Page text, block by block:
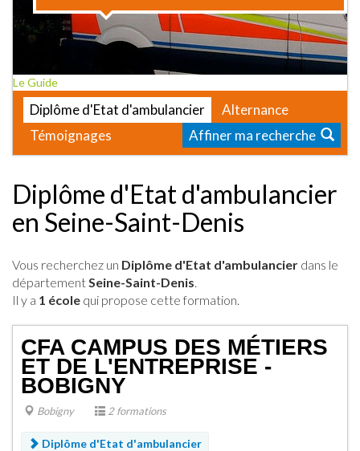
Le Guide
Diplôme d'Etat d'ambulancier
Alternance
Témoignages
Affiner ma recherche
Diplôme d'Etat d'ambulancier
en Seine-Saint-Denis
Vous recherchez un Diplôme d'Etat d'ambulancier dans le
départementSeine-Saint-Denis.
Il y a 1 école qui propose cette formation.
CFA CAMPUS DES MÉTIERS
ET DE L'ENTREPRISE -
BOBIGNY
Bobigny 2 formations
Diplôme d'Etat d'ambulancier